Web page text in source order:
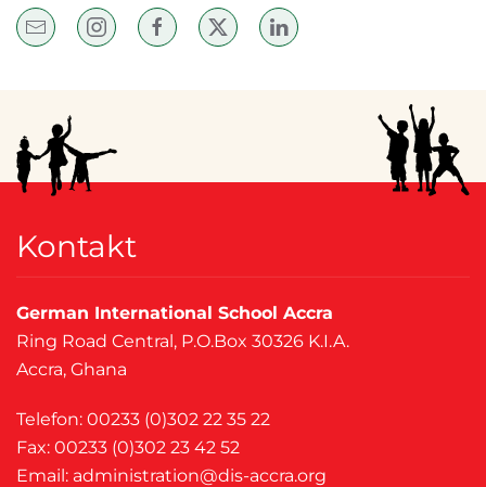
Kontakt
German International School Accra
Ring Road Central, P.O.Box 30326 K.I.A.
Accra, Ghana
Telefon: 00233 (0)302 22 35 22
Fax: 00233 (0)302 23 42 52
Email: administration@dis-accra.org